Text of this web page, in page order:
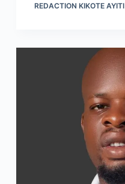
REDACTION KIKOTE AYITI